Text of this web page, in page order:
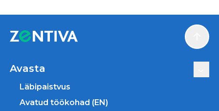
Avasta
Läbipaistvus
Avatud töökohad (EN)